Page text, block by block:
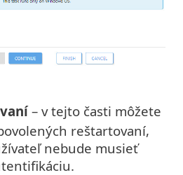
– v tejto časti môžete
reštartovaní,
nebude musieť